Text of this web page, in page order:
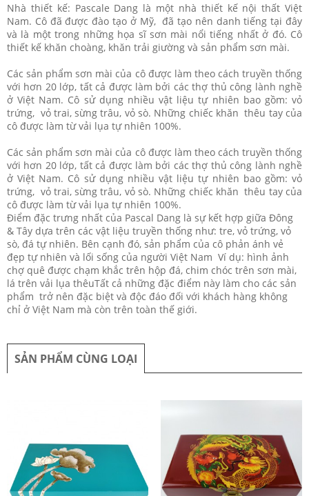
Nhà thiết kế: Pascale Dang là một nhà thiết kế nội thất Việt
Nam. Cô đã được đào tạo ở Mỹ, đã tạo nên danh tiếng tại đây
và là một trong những họa sĩ sơn mài nổi tiếng nhất ở đó. Cô
thiết kế khăn choàng, khăn trải giường và sản phẩm sơn mài.
Các sản phẩm sơn mài của cô được làm theo cách truyền thống
với hơn 20 lớp, tất cả được làm bởi các thợ thủ công lành nghề
ở Việt Nam. Cô sử dụng nhiều vật liệu tự nhiên bao gồm: vỏ
trứng, vỏ trai, sừng trâu, vỏ sò. Những chiếc khăn thêu tay của
cô được làm từ vải lụa tự nhiên 100%.
Các sản phẩm sơn mài của cô được làm theo cách truyền thống
với hơn 20 lớp, tất cả được làm bởi các thợ thủ công lành nghề
ở Việt Nam. Cô sử dụng nhiều vật liệu tự nhiên bao gồm: vỏ
trứng, vỏ trai, sừng trâu, vỏ sò. Những chiếc khăn thêu tay của
cô được làm từ vải lụa tự nhiên 100%.
Điểm đặc trưng nhất của Pascal Dang là sự kết hợp giữa Đông
& Tây dựa trên các vật liệu truyền thống như: tre, vỏ trứng, vỏ
sò, đá tự nhiên. Bên cạnh đó, sản phẩm của cô phản ánh vẻ
đẹp tự nhiên và lối sống của người Việt Nam Ví dụ: hình ảnh
chợ quê được chạm khắc trên hộp đá, chim chóc trên sơn mài,
lá trên vải lụa thêuTất cả những đặc điểm này làm cho các sản
phẩm trở nên đặc biệt và độc đáo đối với khách hàng không
chỉ ở Việt Nam mà còn trên toàn thế giới.
SẢN PHẨM CÙNG LOẠI